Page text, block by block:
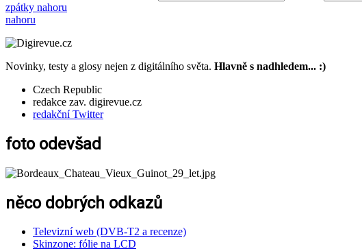
zpátky nahoru
nahoru
Novinky, testy a glosy nejen z digitálního světa. Hlavně s nadhledem... :)
Czech Republic
redakce zav. digirevue.cz
redakční Twitter
foto odevšad
něco dobrých odkazů
Televizní web (DVB-T2 a recenze)
Skinzone: fólie na LCD